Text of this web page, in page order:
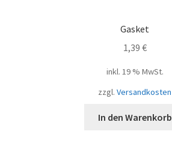
Gasket
1,39 €
inkl. 19 % MwSt.
zzgl. Versandkosten
In den Warenkorb